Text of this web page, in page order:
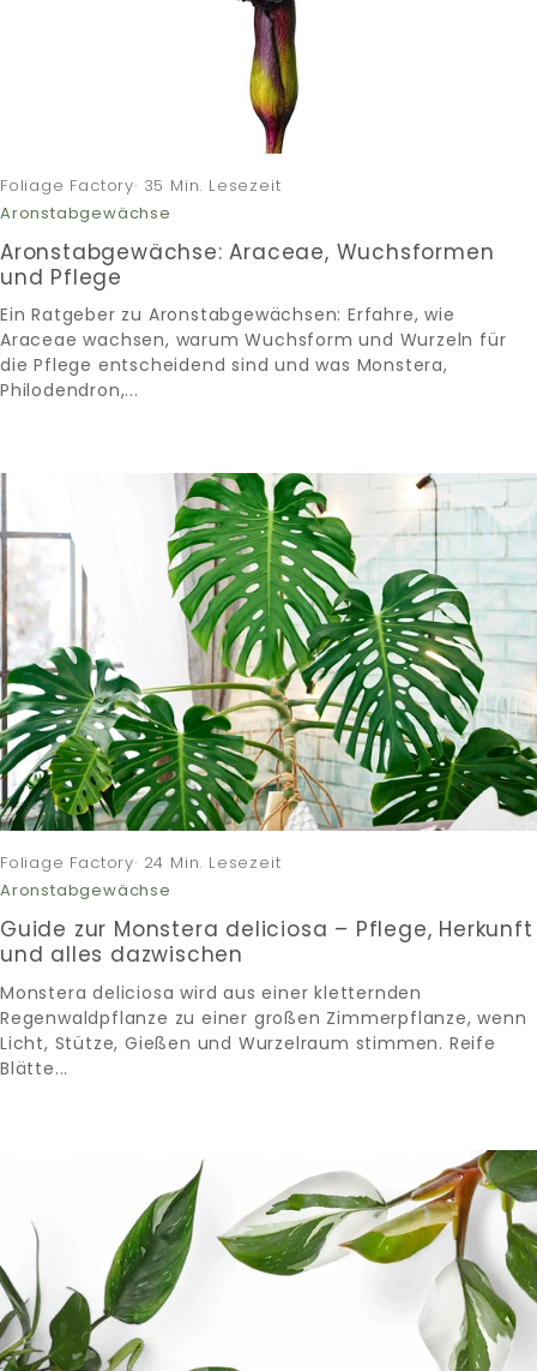
Foliage Factory· 35 Min. Lesezeit
Aronstabgewächse
Aronstabgewächse: Araceae, Wuchsformen
und Pflege
Ein Ratgeber zu Aronstabgewächsen: Erfahre, wie
Araceae wachsen, warum Wuchsform und Wurzeln für
die Pflege entscheidend sind und was Monstera,
Philodendron,...
Foliage Factory· 24 Min. Lesezeit
Aronstabgewächse
Guide zur Monstera deliciosa – Pflege, Herkunft
und alles dazwischen
Monstera deliciosa wird aus einer kletternden
Regenwaldpflanze zu einer großen Zimmerpflanze, wenn
Licht, Stütze, Gießen und Wurzelraum stimmen. Reife
Blätte...